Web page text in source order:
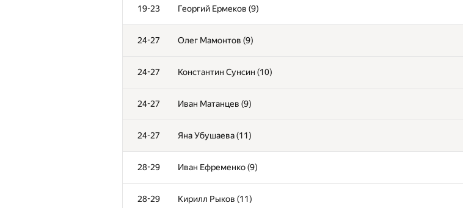
19-23 Георгий Ермеков (9)
24-27 Олег Мамонтов (9)
24-27 Константин Сунсин (10)
24-27 Иван Матанцев (9)
24-27 Яна Убушаева (11)
28-29 Иван Ефременко (9)
28-29 Кирилл Рыков (11)